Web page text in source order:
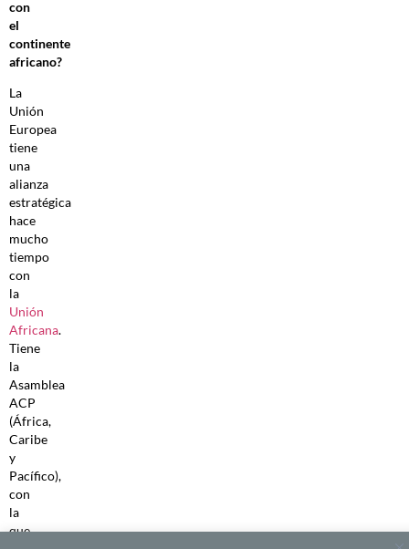
con
el
continente
africano?
La
Unión
Europea
tiene
una
alianza
estratégica
hace
mucho
tiempo
con
la
Unión
Africana.
Tiene
la
Asamblea
ACP
(África,
Caribe
y
Pacífico),
con
la
que